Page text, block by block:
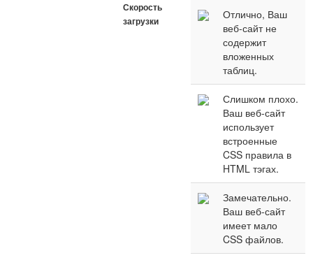
Скорость
загрузки
Отлично, Ваш
веб-сайт не
содержит
вложенных
таблиц.
Слишком плохо.
Ваш веб-сайт
использует
встроенные
CSS правила в
HTML тэгах.
Замечательно.
Ваш веб-сайт
имеет мало
CSS файлов.